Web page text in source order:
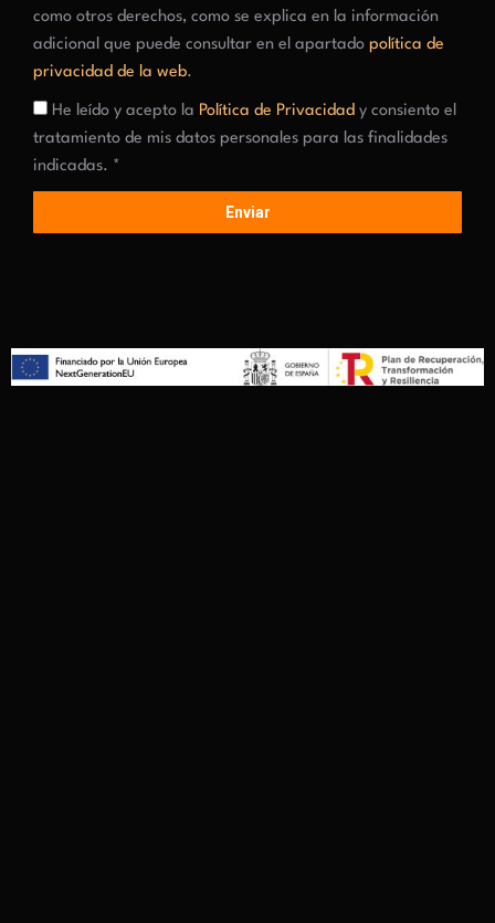
como otros derechos, como se explica en la información
adicional que puede consultar en el apartado política de
privacidad de la web.
He leído y acepto la Política de Privacidad y consiento el
tratamiento de mis datos personales para las finalidades
indicadas. *
Enviar